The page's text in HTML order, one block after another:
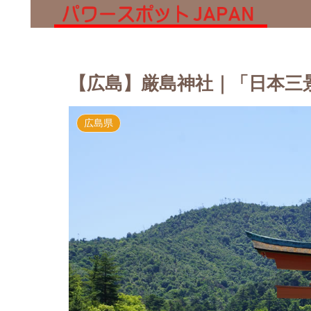
【広島】厳島神社｜「日本
広島県